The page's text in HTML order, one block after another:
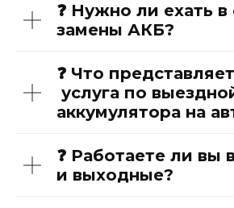
❓ Нужно ли ехать
замены АКБ?
❓ Что
услуга по
аккумулятора на
❓ Работаете ли вы
и выходные?